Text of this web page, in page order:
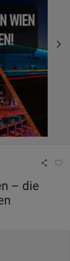
– die